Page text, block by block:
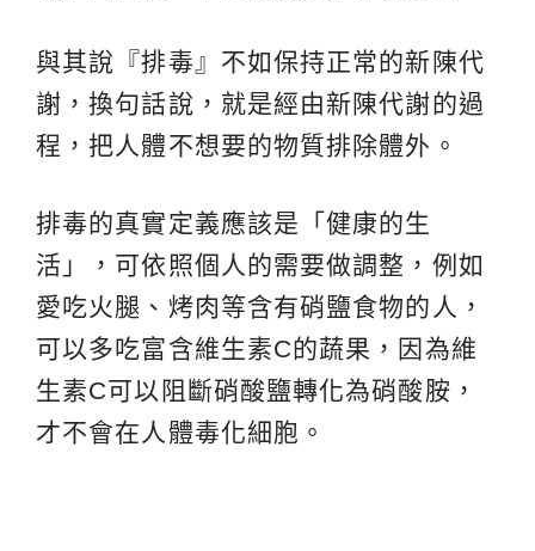
與其說『排毒』不如保持正常的新陳代
謝，換句話說，就是經由新陳代謝的過
程，把人體不想要的物質排除體外。
排毒的真實定義應該是「健康的生
活」，可依照個人的需要做調整，例如
愛吃火腿、烤肉等含有硝鹽食物的人，
可以多吃富含維生素C的蔬果，因為維
生素C可以阻斷硝酸鹽轉化為硝酸胺，
才不會在人體毒化細胞。